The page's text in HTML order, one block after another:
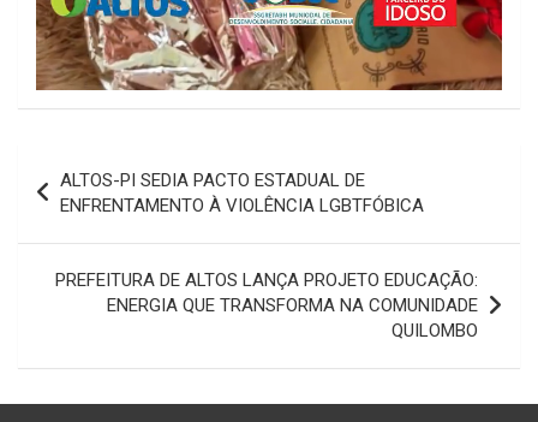
de
Post
ALTOS-PI SEDIA PACTO ESTADUAL DE
ENFRENTAMENTO À VIOLÊNCIA LGBTFÓBICA
PREFEITURA DE ALTOS LANÇA PROJETO EDUCAÇÃO:
ENERGIA QUE TRANSFORMA NA COMUNIDADE
QUILOMBO